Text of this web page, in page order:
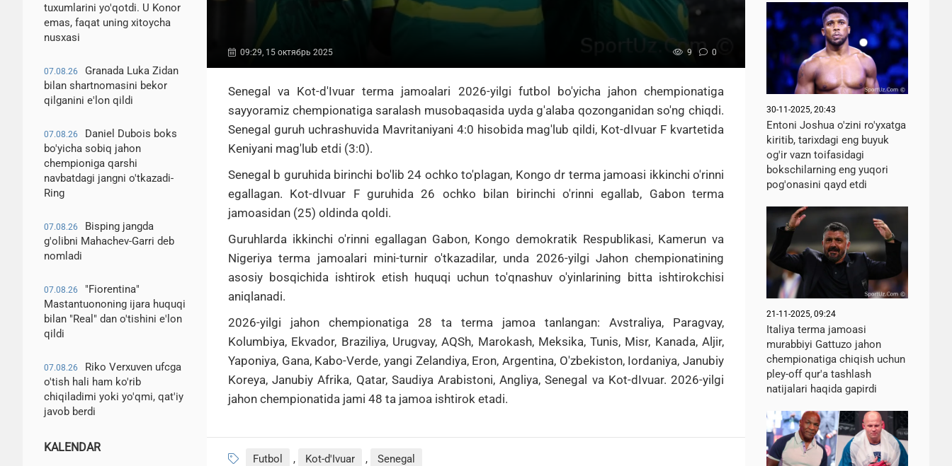
tuxumlarini yo'qotdi. U Konor
emas, faqat uning xitoycha
nusxasi
07.08.26
Granada Luka Zidan
bilan shartnomasini bekor
qilganini e'lon qildi
07.08.26
Daniel Dubois boks
bo'yicha sobiq jahon
chempioniga qarshi
navbatdagi jangni o'tkazadi-
Ring
07.08.26
Bisping jangda
g'olibni Mahachev-Garri deb
nomladi
07.08.26
"Fiorentina"
Mastantuononing ijara huquqi
bilan "Real" dan o'tishini e'lon
qildi
07.08.26
Riko Verxuven ufcga
o'tish hali ham ko'rib
chiqiladimi yoki yo'qmi, qat'iy
javob berdi
KALENDAR
09:29, 15 октябрь 2025 9 0
Senegal va Kot-d'Ivuar terma jamoalari 2026-yilgi futbol bo'yicha jahon chempionatiga
sayyoramiz chempionatiga saralash musobaqasida uyda g'alaba qozonganidan so'ng chiqdi.
Senegal guruh uchrashuvida Mavritaniyani 4:0 hisobida mag'lub qildi, Kot-dIvuar F kvartetida
Keniyani mag'lub etdi (3:0).
Senegal b guruhida birinchi bo'lib 24 ochko to'plagan, Kongo dr terma jamoasi ikkinchi o'rinni
egallagan. Kot-dIvuar F guruhida 26 ochko bilan birinchi o'rinni egallab, Gabon terma
jamoasidan (25) oldinda qoldi.
Guruhlarda ikkinchi o'rinni egallagan Gabon, Kongo demokratik Respublikasi, Kamerun va
Nigeriya terma jamoalari mini-turnir o'tkazadilar, unda 2026-yilgi Jahon chempionatining
asosiy bosqichida ishtirok etish huquqi uchun to'qnashuv o'yinlarining bitta ishtirokchisi
aniqlanadi.
2026-yilgi jahon chempionatiga 28 ta terma jamoa tanlangan: Avstraliya, Paragvay,
Kolumbiya, Ekvador, Braziliya, Urugvay, AQSh, Marokash, Meksika, Tunis, Misr, Kanada, Aljir,
Yaponiya, Gana, Kabo-Verde, yangi Zelandiya, Eron, Argentina, O'zbekiston, Iordaniya, Janubiy
Koreya, Janubiy Afrika, Qatar, Saudiya Arabistoni, Angliya, Senegal va Kot-dIvuar. 2026-yilgi
jahon chempionatida jami 48 ta jamoa ishtirok etadi.
Futbol , Kot-d'Ivuar , Senegal
30-11-2025, 20:43
Entoni Joshua o'zini ro'yxatga
kiritib, tarixdagi eng buyuk
og'ir vazn toifasidagi
bokschilarning eng yuqori
pog'onasini qayd etdi
21-11-2025, 09:24
Italiya terma jamoasi
murabbiyi Gattuzo jahon
chempionatiga chiqish uchun
pley-off qur'a tashlash
natijalari haqida gapirdi